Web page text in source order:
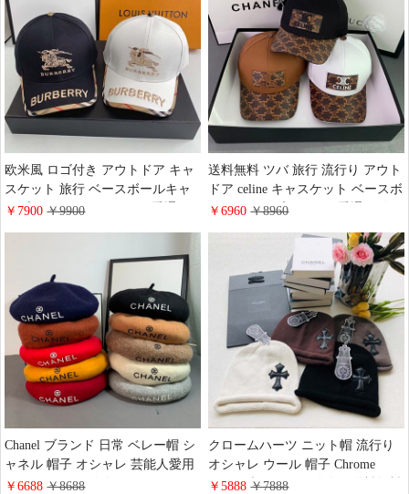
欧米風 ロゴ付き アウトドア キャ
スケット 旅行 ベースボールキャ
ップ コットン Burberry 四季通用
￥7900￥9900
送料無料 ツバ 旅行 流行り アウト
ドア celine キャスケット ベースボ
ールキャップ Celine 四季通用 友
トン スポーツ風 オシャレ ロゴ付
き ハイブランド
￥6960￥8960
Chanel ブランド 日常 ベレー帽 シ
ャネル 帽子 オシャレ 芸能人愛用
ストリート ロゴ付き ラグジュア
￥6688￥8688
クロームハーツ ニット帽 流行り
オシャレ ウール 帽子 Chrome
Heartsブランド ロゴ付き 送料無料
￥5888￥7888